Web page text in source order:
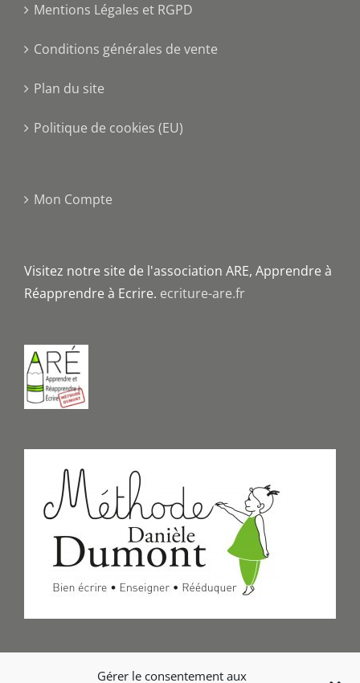
Gérer le consentement aux
Mentions Légales et RGPD
Conditions générales de vente
Plan du site
Politique de cookies (EU)
Mon Compte
Visitez notre site de l'association ARE, Apprendre à
Réapprendre à Ecrire. ecriture-are.fr
Formulaire de Contact